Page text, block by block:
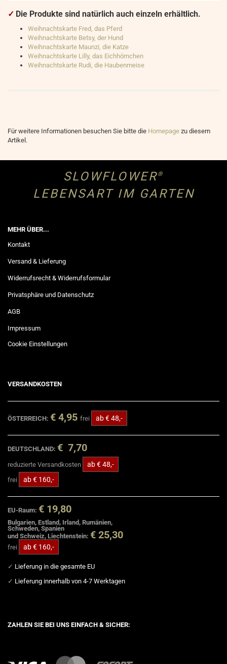
✓ Die Produkte sind natürlich auch einzeln erhältlich.
Weihnachtskarte Fred, das Pferd
Weihnachtskarte Betsy, der Hund
Weihnachtskarte Maunzi, die Katze
Weihnachtskarte Lilly, das Eichhörnchen
Weihnachtskarte Rudi, die Haubenmeise
Für weitere Informationen besuchen Sie bitte die Homepage zu diesem
Artikel.
SLOWFLOWER®
LEBENSART IM GARTEN
MEHR ÜBER...
Kontakt
Versand & Lieferung
Widerrufsrecht & Widerrufsformular
Privatsphäre und Datenschutz
AGB
Impressum
Cookie Einstellungen
VERSANDKOSTEN
ÖSTERREICH: € 4,95 frei ab € 48,-
DEUTSCHLAND: € 7,70
reduzierte Versandkosten ab € 48,-
frei ab € 160,-
EU-Raum: € 19,80
Bulgarien, Estland, Irland, Rumänien,
Schweden, Spanien
und Schweiz, Liechtenstein: € 25,30
frei ab € 160,-
✓ Lieferung in die gesamte EU
✓ Lieferung innerhalb von 4-7 Werktagen
ZAHLEN SIE BEI UNS EINFACH & SICHER: